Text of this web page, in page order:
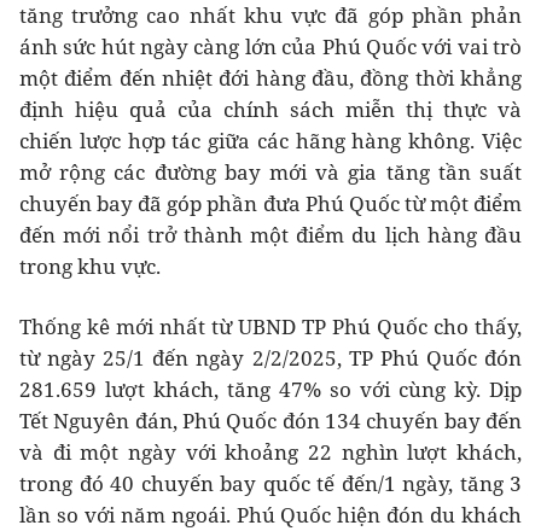
tăng trưởng cao nhất khu vực đã góp phần phản
ánh sức hút ngày càng lớn của Phú Quốc với vai trò
một điểm đến nhiệt đới hàng đầu, đồng thời khẳng
định hiệu quả của chính sách miễn thị thực và
chiến lược hợp tác giữa các hãng hàng không. Việc
mở rộng các đường bay mới và gia tăng tần suất
chuyến bay đã góp phần đưa Phú Quốc từ một điểm
đến mới nổi trở thành một điểm du lịch hàng đầu
trong khu vực.
Thống kê mới nhất từ UBND TP Phú Quốc cho thấy,
từ ngày 25/1 đến ngày 2/2/2025, TP Phú Quốc đón
281.659 lượt khách, tăng 47% so với cùng kỳ. Dịp
Tết Nguyên đán, Phú Quốc đón 134 chuyến bay đến
và đi một ngày với khoảng 22 nghìn lượt khách,
trong đó 40 chuyến bay quốc tế đến/1 ngày, tăng 3
lần so với năm ngoái. Phú Quốc hiện đón du khách